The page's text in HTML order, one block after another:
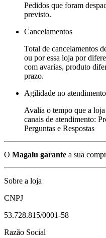
Pedidos que foram
previsto.
Cancelamentos
Total de cancelamentos
ou por essa loja por
com avarias, produto
prazo.
Agilidade no atendimento
Avalia o tempo que a
canais de atendimento:
Perguntas e Respostas
O Magalu garante a sua
Sobre a loja
CNPJ
53.728.815/0001-58
Razão Social